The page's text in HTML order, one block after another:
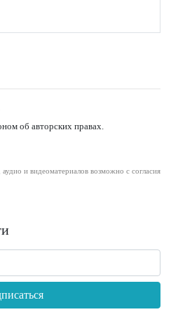
об авторских правах.
и видеоматериалов возможно с согласия